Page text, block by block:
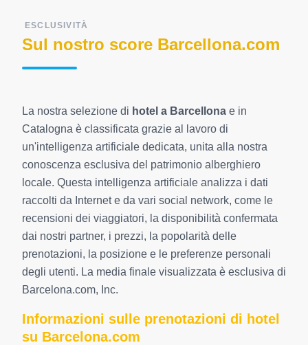
ESCLUSIVITÀ
Sul nostro score Barcellona.com
La nostra selezione di hotel a Barcellona e in
Catalogna è classificata grazie al lavoro di
un'intelligenza artificiale dedicata, unita alla nostra
conoscenza esclusiva del patrimonio alberghiero
locale. Questa intelligenza artificiale analizza i dati
raccolti da Internet e da vari social network, come le
recensioni dei viaggiatori, la disponibilità confermata
dai nostri partner, i prezzi, la popolarità delle
prenotazioni, la posizione e le preferenze personali
degli utenti. La media finale visualizzata è esclusiva di
Barcelona.com, Inc.
Informazioni sulle prenotazioni di hotel
su Barcelona.com